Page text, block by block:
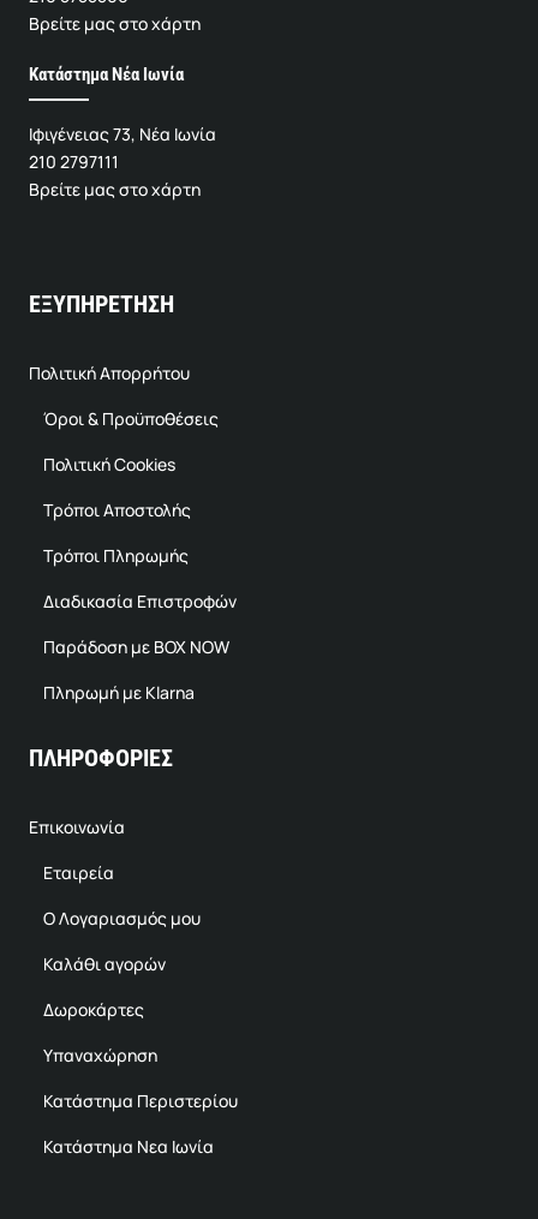
Βρείτε μας στο χάρτη
Κατάστημα Νέα Ιωνία
Ιφιγένειας 73, Νέα Ιωνία
210 2797111
Βρείτε μας στο χάρτη
ΕΞΥΠΗΡΕΤΗΣΗ
Πολιτική Απορρήτου
Όροι & Προϋποθέσεις
Πολιτική Cookies
Τρόποι Αποστολής
Τρόποι Πληρωμής
Διαδικασία Επιστροφών
Παράδοση με BOX NOW
Πληρωμή με Klarna
ΠΛΗΡΟΦΟΡΙΕΣ
Επικοινωνία
Εταιρεία
Ο Λογαριασμός μου
Καλάθι αγορών
Δωροκάρτες
Υπαναχώρηση
Κατάστημα Περιστερίου
Κατάστημα Νεα Ιωνία